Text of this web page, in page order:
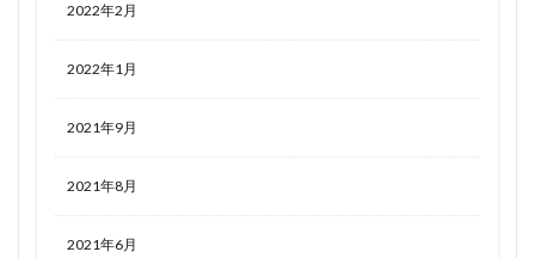
2022年2月
2022年1月
2021年9月
2021年8月
2021年6月